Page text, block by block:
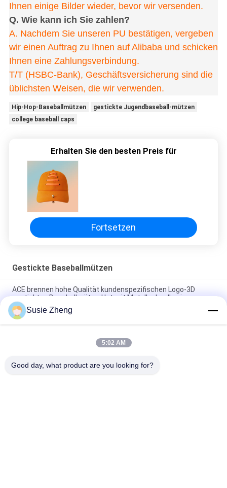
Ihnen einige Bilder wieder, bevor wir versenden.
Q. Wie kann ich Sie zahlen?
A. Nachdem Sie unseren PU bestätigen, vergeben
wir einen Auftrag zu Ihnen auf Alibaba und schicken
Ihnen eine Zahlungsverbindung.
T/T (HSBC-Bank), Geschäftsversicherung sind die
üblichsten Weisen, die wir verwenden.
Hip-Hop-Baseballmützen
gestickte Jugendbaseball-mützen
college baseball caps
Erhalten Sie den besten Preis für
Fortsetzen
Gestickte Baseballmützen
ACE brennen hohe Qualität kundenspezifischen Logo-3D
gestickten Baseballmütze-Hut mit Metallschnalle ein
Platten-Baseballmütze-fester klassischer sechs Platten-
unstrukturierter Vati-Hut 100% des Polyester-6
Fernlastfahrer gebogene Platten-Vati-Kappe des Rand-sechs
Susie Zheng
5:02 AM
Good day, what product are you looking for?